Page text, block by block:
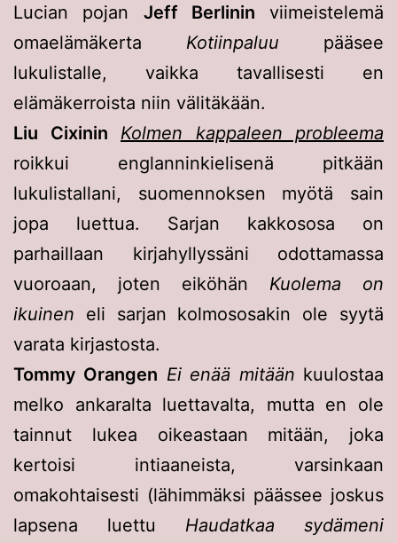
Lucian pojan Jeff Berlinin viimeistelemä
omaelämäkerta Kotiinpaluu pääsee
lukulistalle, vaikka tavallisesti en
elämäkerroista niin välitäkään.
Liu Cixinin
Kolmen kappaleen probleema
roikkui englanninkielisenä pitkään
lukulistallani, suomennoksen myötä sain
jopa luettua. Sarjan kakkososa on
parhaillaan kirjahyllyssäni odottamassa
vuoroaan, joten eiköhän Kuolema on
ikuinen eli sarjan kolmososakin ole syytä
varata kirjastosta.
Tommy Orangen Ei enää mitään kuulostaa
melko ankaralta luettavalta, mutta en ole
tainnut lukea oikeastaan mitään, joka
kertoisi intiaaneista, varsinkaan
omakohtaisesti (lähimmäksi päässee joskus
lapsena luettu Haudatkaa sydämeni